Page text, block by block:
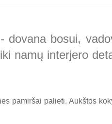
bosui,
namų interjero
pamiršai palieti. Aukštos